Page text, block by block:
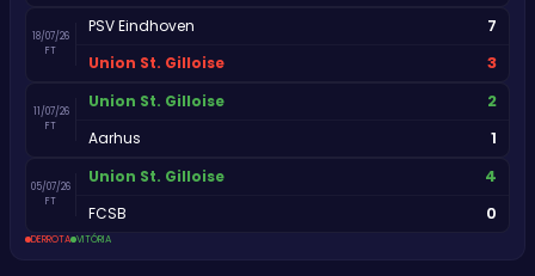
18/07/26
FT
PSV Eindhoven 7
Union St. Gilloise 3
11/07/26
FT
Union St. Gilloise 2
Aarhus 1
05/07/26
FT
Union St. Gilloise 4
FCSB 0
DERROTA VITÓRIA